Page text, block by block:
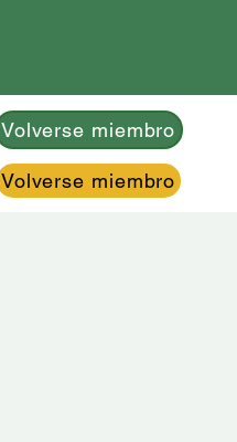
Volverse miembro
Volverse miembro